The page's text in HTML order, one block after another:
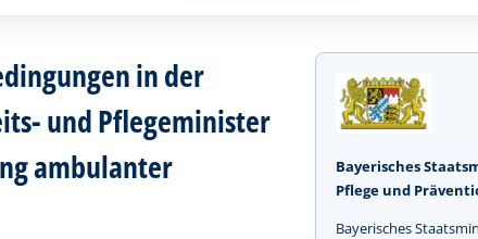
in der
und Pflegeminister
ambulanter
Bayerisches
Pflege und
Bayerisches